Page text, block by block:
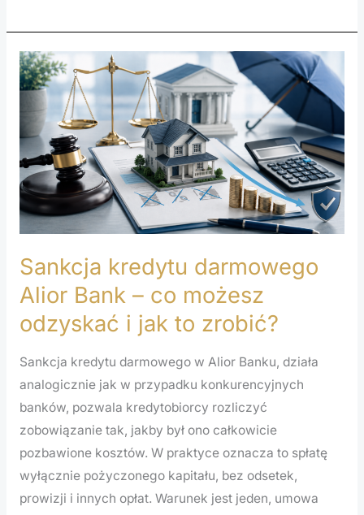
Sankcja kredytu darmowego
Alior Bank – co możesz
odzyskać i jak to zrobić?
Sankcja kredytu darmowego w Alior Banku, działa
analogicznie jak w przypadku konkurencyjnych
banków, pozwala kredytobiorcy rozliczyć
zobowiązanie tak, jakby był ono całkowicie
pozbawione kosztów. W praktyce oznacza to spłatę
wyłącznie pożyczonego kapitału, bez odsetek,
prowizji i innych opłat. Warunek jest jeden, umowa
Sankcja
kredytu
darmowego
Alior
Bank
–
co
możesz
i
jak
zrobić?